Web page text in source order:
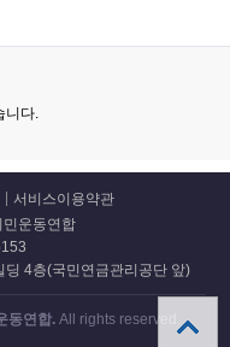
니다.
서비스이용약관
운동연합
4층(국민연금관리공단 앞)
동연합. All rights reserved.